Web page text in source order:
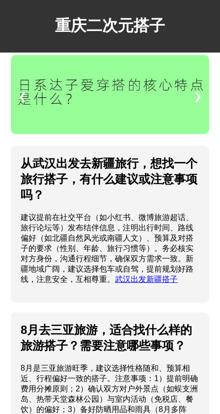
重庆二次元搭子
❮ ❯
从武汉出发去新疆旅行，想找一个
旅行搭子，有什么建议或注意事项
吗？
建议提前在社交平台（如小红书、微博旅游超话、
旅行论坛等）发布结伴信息，注明出行时间、路线
偏好（如北疆自然风光或南疆人文）、预算及对搭
子的要求（性别、年龄、旅行习惯等）。务必核实
对方身份，沟通行程细节，确保双方需求一致。新
疆地域广阔，建议选择包车或自驾，提前规划好路
线，注意安全，互相尊重。武汉出发新疆搭子
8月去三亚旅游，适合找什么样的
旅游搭子？需要注意哪些事项？
8月是三亚旅游旺季，建议选择性格随和、预算相
近、行程偏好一致的搭子。注意事项：1）提前明确
费用分摊原则；2）确认双方对户外景点（如蜈支洲
岛、热带天堂森林公园）与室内活动（免税店、餐
饮）的偏好；3）备好防晒用品和雨具（8月多阵